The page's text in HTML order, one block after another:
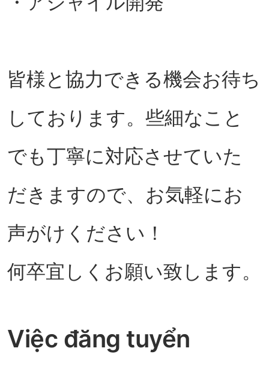
皆様と協力できる機会お待ち
しております。些細なこと
でも丁寧に対応させていた
だきますので、お気軽にお
声がけください！
何卒宜しくお願い致します。
Việc đăng tuyển